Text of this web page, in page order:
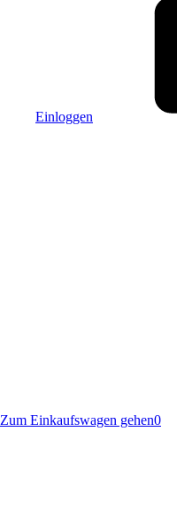
Einloggen
Zum Einkaufswagen gehen0